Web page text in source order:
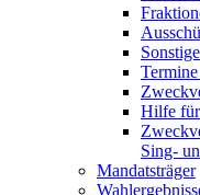
Hilfe für
Sing-
Mandatsträger